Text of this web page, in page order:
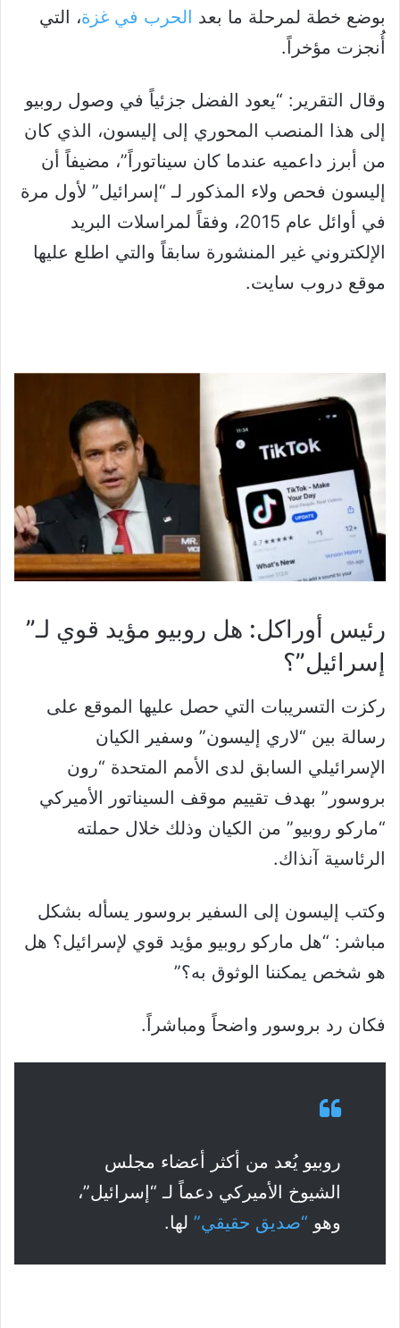
بوضع خطة لمرحلة ما بعد الحرب في غزة، التي
أُنجزت مؤخراً.
وقال التقرير: “يعود الفضل جزئياً في وصول روبيو
إلى هذا المنصب المحوري إلى إليسون، الذي كان
من أبرز داعميه عندما كان سيناتوراً”، مضيفاً أن
إليسون فحص ولاء المذكور لـ “إسرائيل” لأول مرة
في أوائل عام 2015، وفقاً لمراسلات البريد
الإلكتروني غير المنشورة سابقاً والتي اطلع عليها
موقع دروب سايت.
رئيس أوراكل: هل روبيو مؤيد قوي لـ”
إسرائيل”؟
ركزت التسريبات التي حصل عليها الموقع على
رسالة بين “لاري إليسون” وسفير الكيان
الإسرائيلي السابق لدى الأمم المتحدة “رون
بروسور” بهدف تقييم موقف السيناتور الأميركي
“ماركو روبيو” من الكيان وذلك خلال حملته
الرئاسية آنذاك.
وكتب إليسون إلى السفير بروسور يسأله بشكل
مباشر: “هل ماركو روبيو مؤيد قوي لإسرائيل؟ هل
هو شخص يمكننا الوثوق به؟”
فكان رد بروسور واضحاً ومباشراً.
روبيو يُعد من أكثر أعضاء مجلس
الشيوخ الأميركي دعماً لـ “إسرائيل”،
وهو “صديق حقيقي” لها.